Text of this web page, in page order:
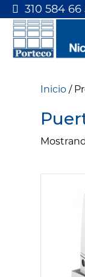
310 584 66
Inicio /